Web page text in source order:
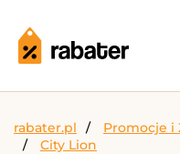
rabater.pl Promocje i
City Lion